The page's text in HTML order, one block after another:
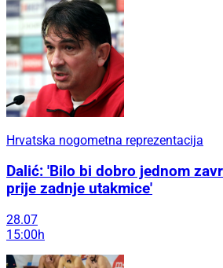
Hrvatska nogometna reprezentacija
Dalić: 'Bilo bi dobro jednom
prije zadnje utakmice'
28.07
15:00h